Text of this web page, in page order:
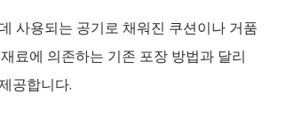
사용되는 공기로 채워진 쿠션이나 거품
료에 의존하는 기존 포장 방법과 달리
공합니다.